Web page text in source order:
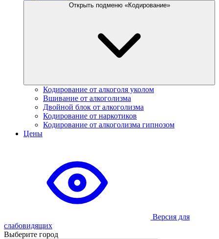
Открыть подменю «Кодирование»
Кодирование от алкоголя уколом
Вшивание от алкоголизма
Двойной блок от алкоголизма
Кодирование от наркотиков
Кодирование от алкоголизма гипнозом
Цены
Версия для
слабовидящих
Выберите город